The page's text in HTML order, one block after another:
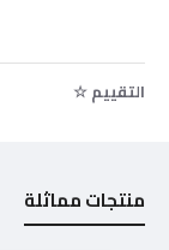
التقييم ☆
منتجات مماثلة